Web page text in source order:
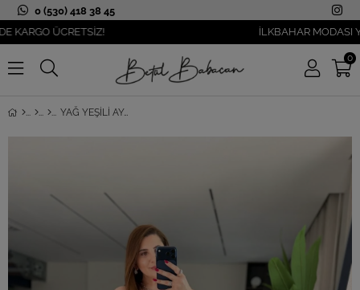
0 (530) 418 38 45
ÜCRETSİZ!
İLKBAHAR MODASI
0
YAĞ YEŞILI AYARLANABILIR İP ASKILI AYROBIN ELBISE